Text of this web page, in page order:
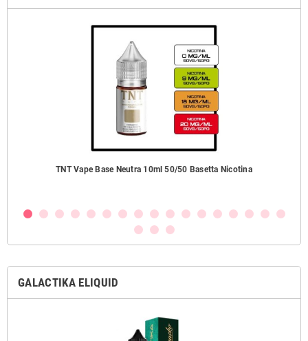
TNT Vape Base Neutra 10ml 50/50 Basetta Nicotina
GALACTIKA ELIQUID